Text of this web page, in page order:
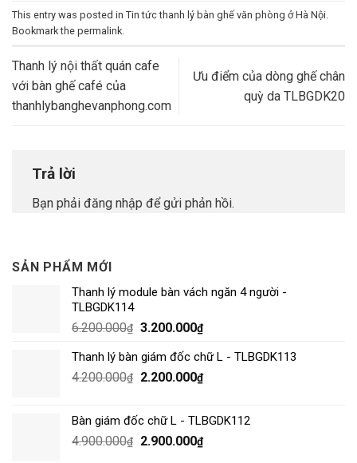
SẢN PHẨM MỚI
Thanh lý module bàn vách ngăn 4 người -
TLBGDK114
6.200.000₫ 3.200.000₫
Thanh lý bàn giám đốc chữ L - TLBGDK113
4.200.000₫ 2.200.000₫
Bàn giám đốc chữ L - TLBGDK112
4.900.000₫ 2.900.000₫
This entry was posted in Tin tức thanh lý bàn ghế văn phòng ở Hà Nội
Bookmark the permalink
Thanh lý nội thất quán cafe
với bàn ghế café của
thanhlybanghevanphong.com
Ưu điểm của dòng ghế chân
quỳ da TLBGDK20
Trả lời
Bạn phải đăng nhập để gửi phản hồi.